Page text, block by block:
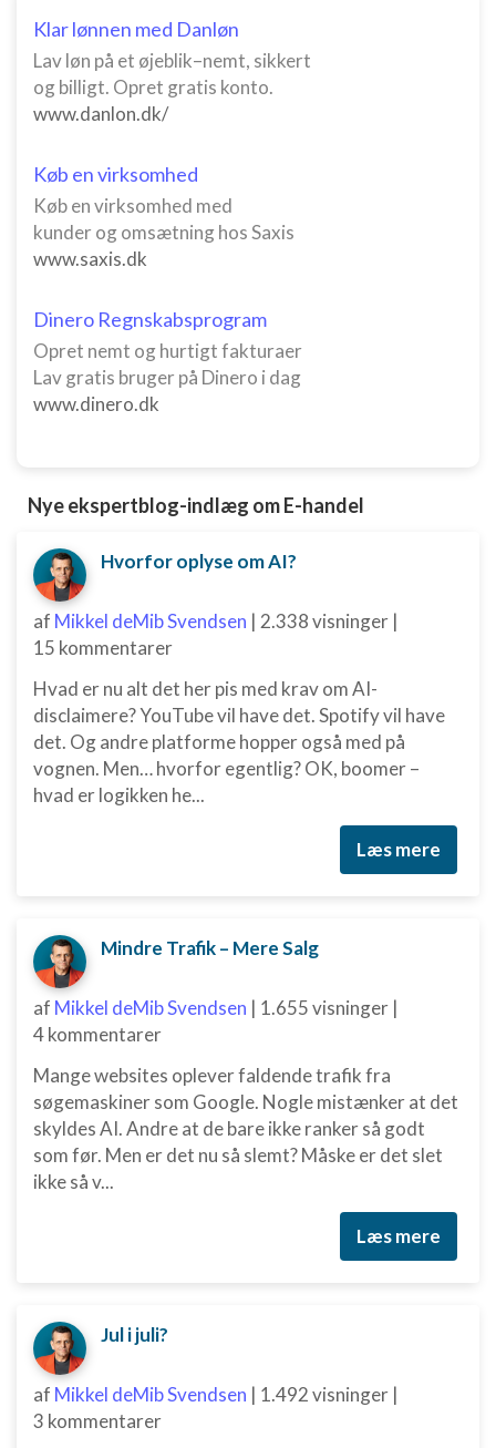
Klar lønnen med Danløn
Lav løn på et øjeblik–nemt, sikkert
og billigt. Opret gratis konto.
www.danlon.dk/
Køb en virksomhed
Køb en virksomhed med
kunder og omsætning hos Saxis
www.saxis.dk
Dinero Regnskabsprogram
Opret nemt og hurtigt fakturaer
Lav gratis bruger på Dinero i dag
www.dinero.dk
Nye ekspertblog-indlæg om E-handel
Hvorfor oplyse om AI?
af Mikkel deMib Svendsen | 2.338 visninger |
15 kommentarer
Hvad er nu alt det her pis med krav om AI-
disclaimere? YouTube vil have det. Spotify vil have
det. Og andre platforme hopper også med på
vognen. Men… hvorfor egentlig? OK, boomer –
hvad er logikken he...
Læs mere
Mindre Trafik – Mere Salg
af Mikkel deMib Svendsen | 1.655 visninger |
4 kommentarer
Mange websites oplever faldende trafik fra
søgemaskiner som Google. Nogle mistænker at det
skyldes AI. Andre at de bare ikke ranker så godt
som før. Men er det nu så slemt? Måske er det slet
ikke så v...
Læs mere
Jul i juli?
af Mikkel deMib Svendsen | 1.492 visninger |
3 kommentarer